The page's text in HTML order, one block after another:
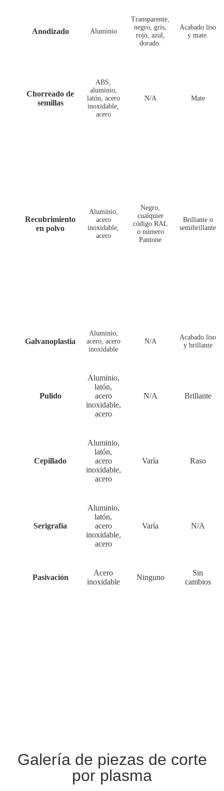
Anodizado Aluminio
Transparente,
negro, gris,
rojo, azul,
dorado.
Acabado liso
y mate.
Chorreado de
semillas
ABS,
aluminio,
latón, acero
inoxidable,
acero
N/A Mate
Recubrimiento
en polvo
Aluminio,
acero
inoxidable,
acero
Negro,
cualquier
código RAL
o número
Pantone
Brillante o
semibrillante
Galvanoplastia
Aluminio,
acero, acero
inoxidable
N/A
Acabado liso
y brillante
Pulido
Aluminio,
latón,
acero
inoxidable,
acero
N/A Brillante
Cepillado
Aluminio,
latón,
acero
inoxidable,
acero
Varía Raso
Serigrafía
Aluminio,
latón,
acero
inoxidable,
acero
Varía N/A
Pasivación
Acero
inoxidable
Ninguno
Sin
cambios
Galería de piezas de corte
por plasma